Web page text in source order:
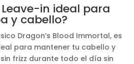
in ideal para
y cabello?
Dragon’s Blood Immortal, es
para mantener tu cabello y
frizz durante todo el día sin